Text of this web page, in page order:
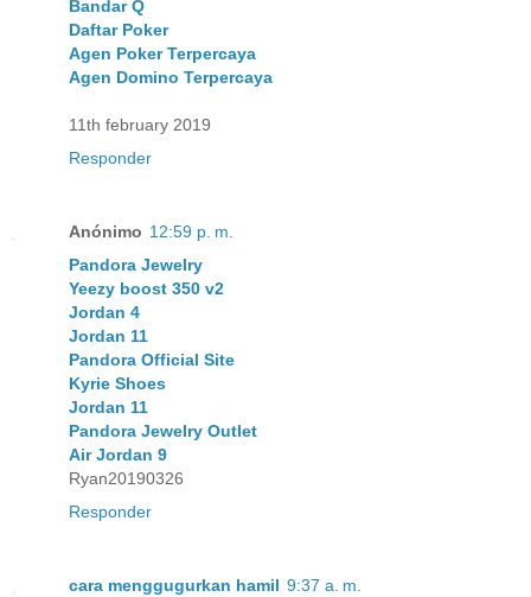
Bandar Q
Daftar Poker
Agen Poker Terpercaya
Agen Domino Terpercaya
11th february 2019
Responder
Anónimo 12:59 p. m.
Pandora Jewelry
Yeezy boost 350 v2
Jordan 4
Jordan 11
Pandora Official Site
Kyrie Shoes
Jordan 11
Pandora Jewelry Outlet
Air Jordan 9
Ryan20190326
Responder
cara menggugurkan hamil 9:37 a. m.